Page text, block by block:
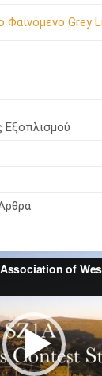
Φαινόμενο Grey
Εξοπλισμού